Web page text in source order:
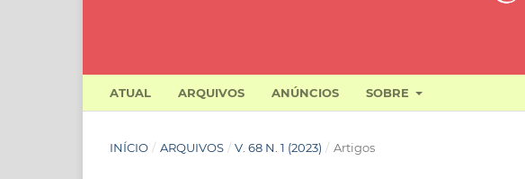
ATUAL ARQUIVOS ANÚNCIOS SOBRE
INÍCIO / ARQUIVOS / V. 68 N. 1 (2023) / Artigos